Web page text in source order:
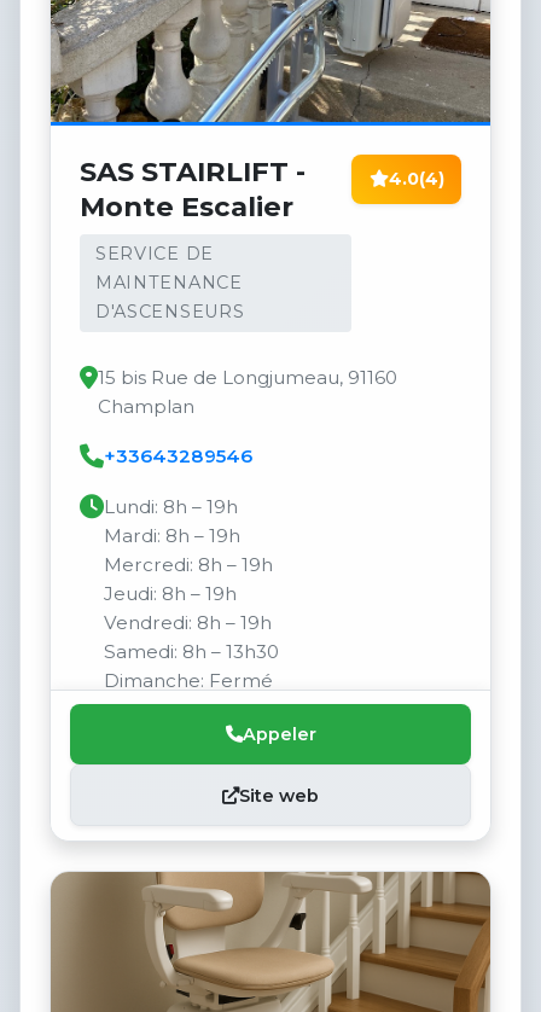
SAS STAIRLIFT -
Monte Escalier
SERVICE DE
MAINTENANCE
D'ASCENSEURS
4.0(4)
15 bis Rue de Longjumeau, 91160
Champlan
+33643289546
Lundi: 8h – 19h
Mardi: 8h – 19h
Mercredi: 8h – 19h
Jeudi: 8h – 19h
Vendredi: 8h – 19h
Samedi: 8h – 13h30
Dimanche: Fermé
Appeler
Site web